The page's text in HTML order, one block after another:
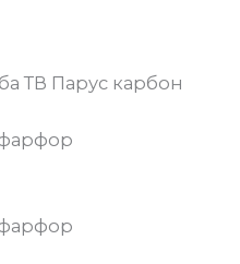
ТВ Парус карбон